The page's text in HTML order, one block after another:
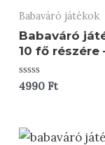
Babaváró játékok
Babaváró
10 fő részére
Értékelés:
4990 Ft